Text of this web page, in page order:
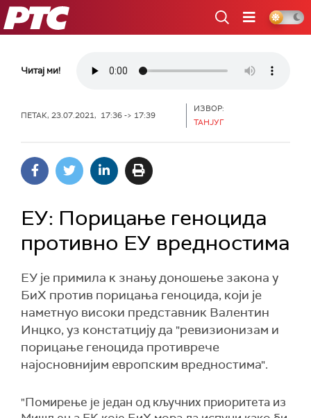
РТС
Читај ми!
ПЕТАК, 23.07.2021, 17:36 -> 17:39
ИЗВОР:
ТАНЈУГ
ЕУ: Порицање геноцида
противно ЕУ вредностима
ЕУ је примила к знању доношење закона у
БиХ против порицања геноцида, који је
наметнуо високи представник Валентин
Инцко, уз констатцију да "ревизионизам и
порицање геноцида противрече
најосновнијим европским вредностима".
"Помирење је један од кључних приоритета из